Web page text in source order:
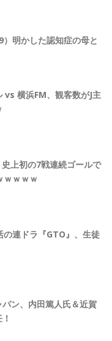
）明かした認知症の母と
vs 横浜FM、観客数がJ主
史上初の7戦連続ゴールで
ｗｗｗｗ
の連ドラ『GTO』、生徒
パン、内田篤人氏＆近賀